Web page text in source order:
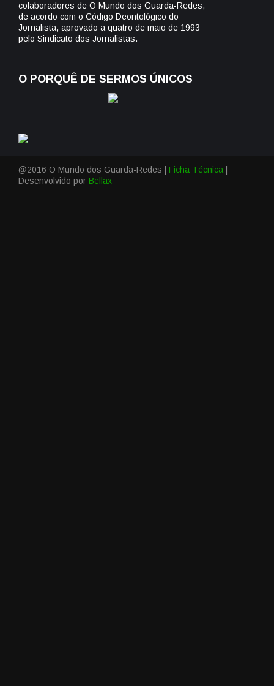
colaboradores de O Mundo dos Guarda-Redes,
de acordo com o Código Deontológico do
Jornalista, aprovado a quatro de maio de 1993
pelo Sindicato dos Jornalistas.
O PORQUÊ DE SERMOS ÚNICOS
@2016 O Mundo dos Guarda-Redes | Ficha Técnica
Desenvolvido por Bellax